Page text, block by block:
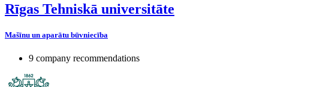
Rīgas Tehniskā universitāte
Mašīnu un aparātu būvniecība
9 company recommendations